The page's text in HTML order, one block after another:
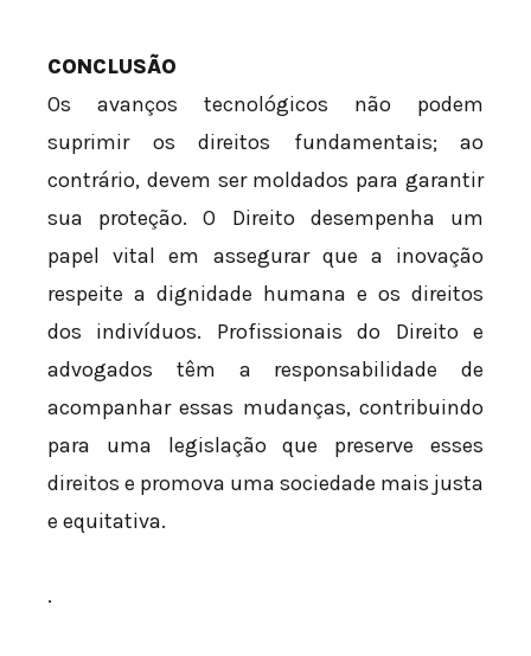
CONCLUSÃO
Os avanços tecnológicos não podem
suprimir os direitos fundamentais; ao
contrário, devem ser moldados para garantir
sua proteção. O Direito desempenha um
papel vital em assegurar que a inovação
respeite a dignidade humana e os direitos
dos indivíduos. Profissionais do Direito e
advogados têm a responsabilidade de
acompanhar essas mudanças, contribuindo
para uma legislação que preserve esses
direitos e promova uma sociedade mais justa
e equitativa.
.